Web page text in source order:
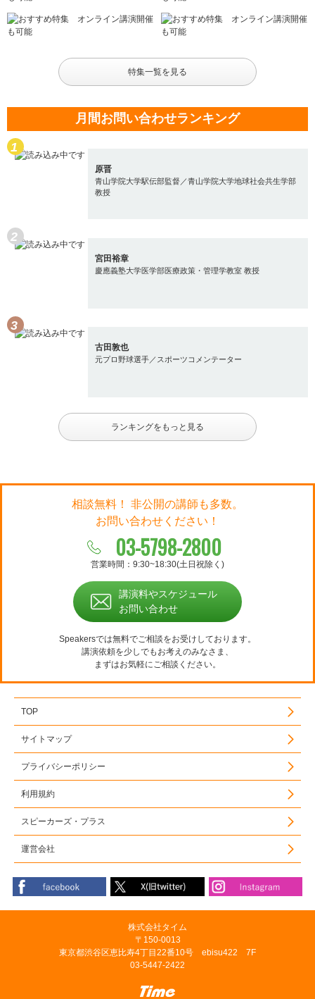
特集一覧を見る
月間お問い合わせランキング
原晋
青山学院大学駅伝部監督／青山学院大学地球社会共生学部
教授
宮田裕章
慶應義塾大学医学部医療政策・管理学教室 教授
古田敦也
元プロ野球選手／スポーツコメンテーター
ランキングをもっと見る
相談無料！ 非公開の講師も多数。
お問い合わせください！
03-5798-2800
営業時間：9:30~18:30(土日祝除く)
講演料やスケジュール
お問い合わせ
Speakersでは無料でご相談をお受けしております。
講演依頼を少しでもお考えのみなさま、
まずはお気軽にご相談ください。
TOP
サイトマップ
プライバシーポリシー
利用規約
スピーカーズ・プラス
運営会社
株式会社タイム
〒150-0013
東京都渋谷区恵比寿4丁目22番10号 ebisu422 7F
03-5447-2422